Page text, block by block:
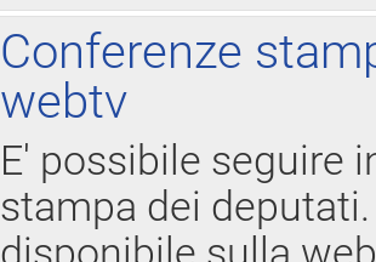
Conferenze
webtv
E' possibile seguire
stampa dei